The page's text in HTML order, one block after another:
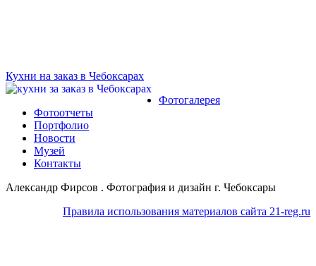
Кухни на заказ в Чебоксарах
Фотогалерея
Фотоотчеты
Портфолио
Новости
Музей
Контакты
Александр Фирсов . Фотография и дизайн г. Чебоксары
Правила использования материалов сайта 21-reg.ru